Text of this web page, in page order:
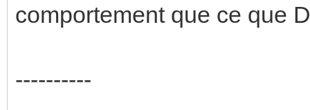
comportement que ce que
----------